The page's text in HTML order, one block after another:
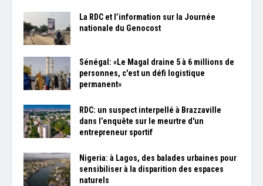
La RDC et l’information sur la Journée
nationale du Genocost
Sénégal: «Le Magal draine 5 à 6 millions de
personnes, c'est un défi logistique
permanent»
RDC: un suspect interpellé à Brazzaville
dans l’enquête sur le meurtre d'un
entrepreneur sportif
Nigeria: à Lagos, des balades urbaines pour
sensibiliser à la disparition des espaces
naturels